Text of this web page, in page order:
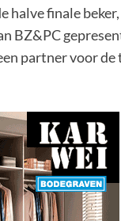
halve finale
BZ&PC
partner voor de